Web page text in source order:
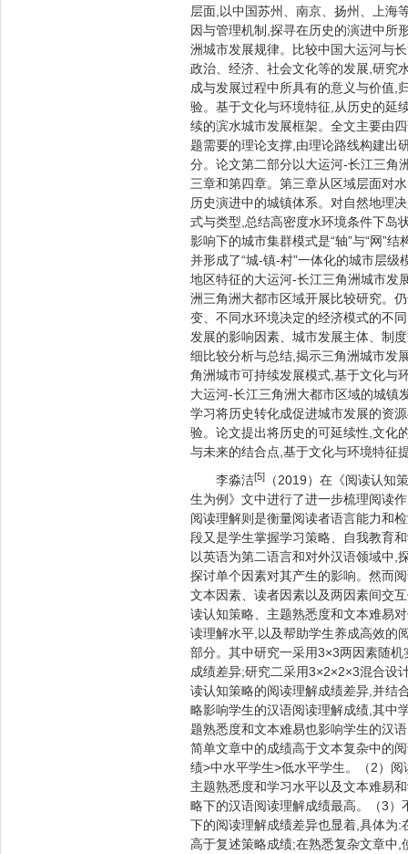
层面,以中国苏州、南京、扬州、上海
因与管理机制,探寻在历史的演进中所
洲城市发展规律。比较中国大运河与
政治、经济、社会文化等的发展,研究
成与发展过程中所具有的意义与价值,
验。基于文化与环境特征,从历史的延
续的滨水城市发展框架。全文主要由
题需要的理论支撑,由理论路线构建出
分。论文第二部分以大运河-长江三角
三章和第四章。第三章从区域层面对
历史演进中的城镇体系。对自然地理
式与类型,总结高密度水环境条件下岛
影响下的城市集群模式是“轴”与“网”
并形成了“城-镇-村”一体化的城市层
地区特征的大运河-长江三角洲城市发
洲三角洲大都市区域开展比较研究。
变、不同水环境决定的经济模式的不
发展的影响因素、城市发展主体、制
细比较分析与总结,揭示三角洲城市发
角洲城市可持续发展模式,基于文化与
大运河-长江三角洲大都市区域的城镇
学习将历史转化成促进城市发展的资
验。论文提出将历史的可延续性,文化
与未来的结合点,基于文化与环境特征
李淼洁[5]
（2019）在《阅读认
生为例》文中进行了进一步梳理阅读
阅读理解则是衡量阅读者语言能力和
段又是学生掌握学习策略、自我教育
以英语为第二语言和对外汉语领域中,
探讨单个因素对其产生的影响。然而
文本因素、读者因素以及两因素间交
读认知策略、主题熟悉度和文本难易
读理解水平,以及帮助学生养成高效的
部分。其中研究一采用3×3两因素随
成绩差异;研究二采用3×2×2×3混合设
读认知策略的阅读理解成绩差异,并结
略影响学生的汉语阅读理解成绩,其中
题熟悉度和文本难易也影响学生的汉
简单文章中的成绩高于文本复杂中的
绩>中水平学生>低水平学生。（2）
主题熟悉度和学习水平以及文本难易
略下的汉语阅读理解成绩最高。（3
下的阅读理解成绩差异也显着,具体为
高于复述策略成绩;在熟悉复杂文章中